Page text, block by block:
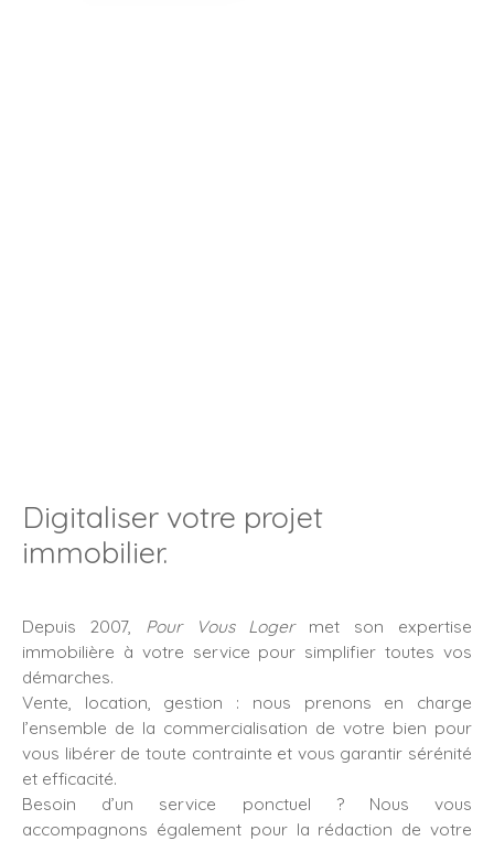
Digitaliser votre projet
immobilier.
Depuis 2007, Pour Vous Logermet son expertise
immobilière à votre service pour simplifier toutes vos
démarches.
Vente, location, gestion : nous prenons en charge
l’ensemble de la commercialisation de votre bien pour
vous libérer de toute contrainte et vous garantir sérénité
et efficacité.
Besoin d’un service ponctuel ? Nous vous
accompagnons également pour la rédaction de votre